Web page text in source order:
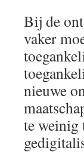
Bij de
vaker
nieuwe
te weinig